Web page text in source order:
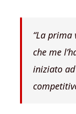
“La
che me
iniziato